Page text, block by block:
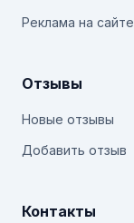
Реклама на сайте
Отзывы
Новые отзывы
Добавить отзыв
Контакты